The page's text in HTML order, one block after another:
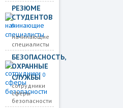
РЕЗЮМЕ
СТУДЕНТОВ
0
начинающие
специалисты
БЕЗОПАСНОСТЬ,
ОХРАННЫЕ
СЛУЖБЫ0
сотрудники
сферы
безопасности